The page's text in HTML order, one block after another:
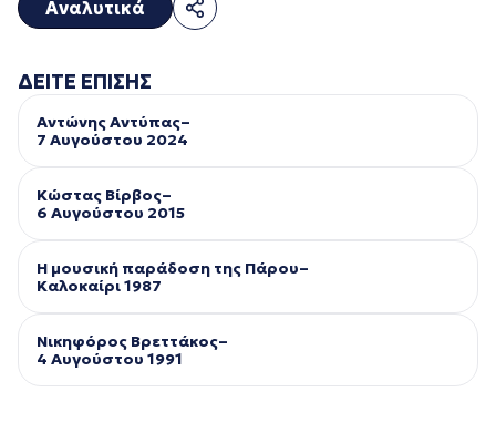
Αναλυτικά
ΔΕΙΤΕ ΕΠΙΣΗΣ
Αντώνης Αντύπας–
7 Αυγούστου 2024
Κώστας Βίρβος–
6 Αυγούστου 2015
Η μουσική παράδοση της Πάρου–
Kαλοκαίρι 1987
Νικηφόρος Βρεττάκος–
4 Αυγούστου 1991